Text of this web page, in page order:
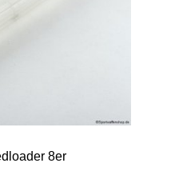
8er